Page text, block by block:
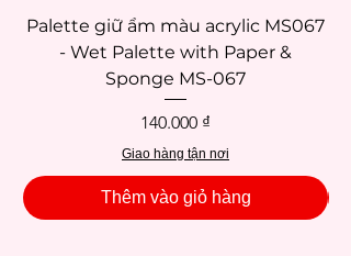
Palette giữ ẩm màu acrylic MS067
- Wet Palette with Paper &
Sponge MS-067
Giá
140.000 ₫
Giao hàng tận nơi
Thêm vào giỏ hàng